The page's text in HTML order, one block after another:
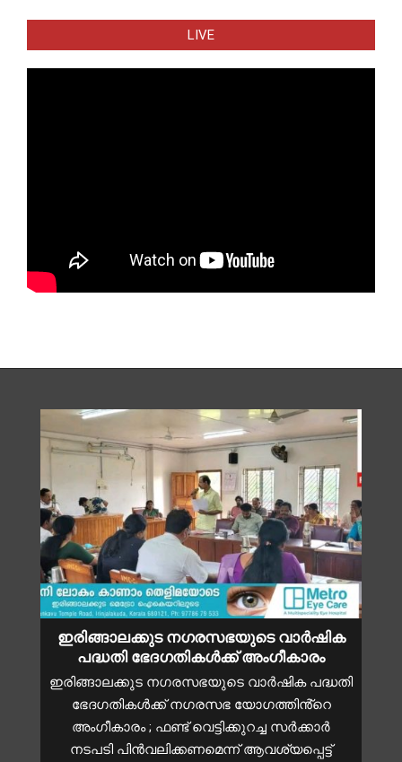
LIVE
ഇരിങ്ങാലക്കുട നഗരസഭയുടെ വാർഷിക
പദ്ധതി ഭേദഗതികൾക്ക് അംഗീകാരം
ഇരിങ്ങാലക്കുട നഗരസഭയുടെ വാർഷിക പദ്ധതി
ഭേദഗതികൾക്ക് നഗരസഭ യോഗത്തിൻ്റെ
അംഗീകാരം ; ഫണ്ട് വെട്ടിക്കുറച്ച സർക്കാർ
നടപടി പിൻവലിക്കണമെന്ന് ആവശ്യപ്പെട്ട്